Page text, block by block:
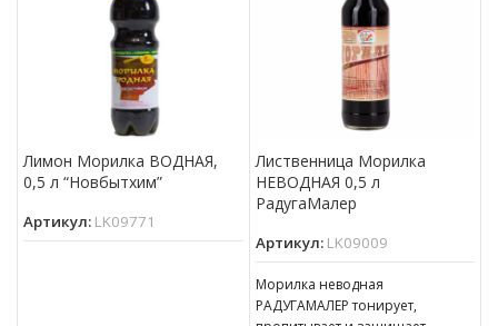
Лимон Морилка ВОДНАЯ,
0,5 л “Новбытхим”
Артикул: LK09771
Лиственница Морилка
НЕВОДНАЯ 0,5 л
РадугаМалер
Артикул: LK09009
Морилка неводная
РАДУГАМАЛЕР тонирует,